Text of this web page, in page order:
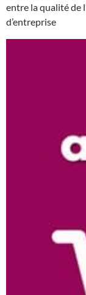
entre la qualité de
d’entreprise